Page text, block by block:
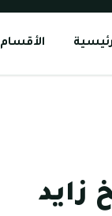
الأقسام
زايد